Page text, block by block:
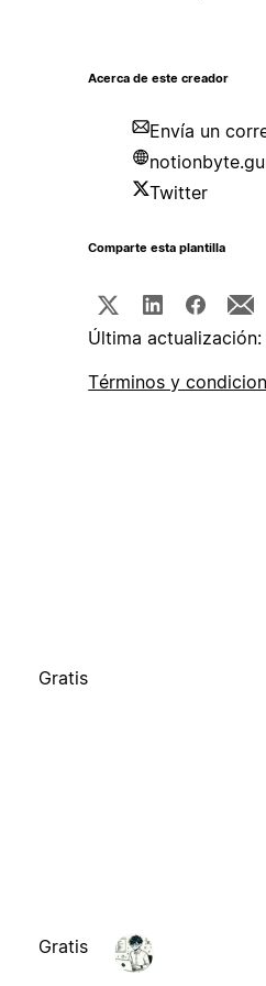
Acerca de este creador
Envía un
Twitter
Comparte esta plantilla
Última
Términos y
Gratis
Gratis